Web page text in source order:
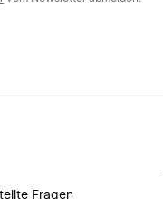
Fragen